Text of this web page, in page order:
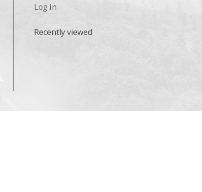
Log in
Recently viewed